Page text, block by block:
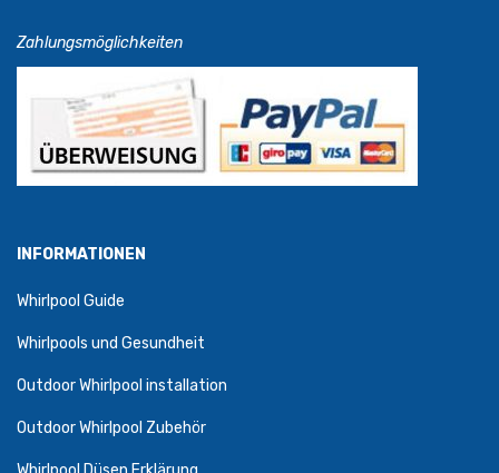
Zahlungsmöglichkeiten
INFORMATIONEN
Whirlpool Guide
Whirlpools und Gesundheit
Outdoor Whirlpool installation
Outdoor Whirlpool Zubehör